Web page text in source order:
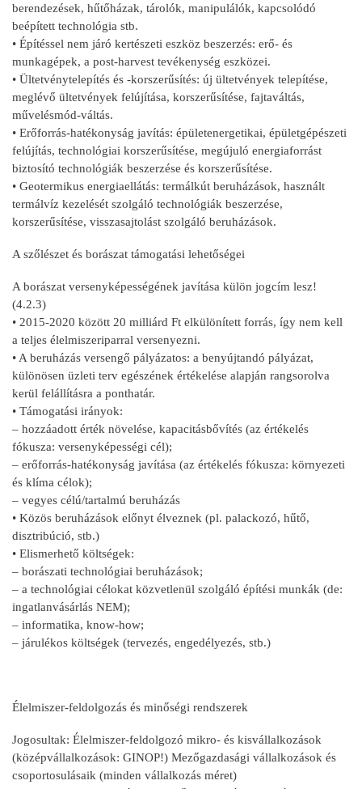
berendezések, hűtőházak, tárolók, manipulálók, kapcsolódó
beépített technológia stb.
• Építéssel nem járó kertészeti eszköz beszerzés: erő- és
munkagépek, a post-harvest tevékenység eszközei.
• Ültetvénytelepítés és -korszerűsítés: új ültetvények telepítése,
meglévő ültetvények felújítása, korszerűsítése, fajtaváltás,
művelésmód-váltás.
• Erőforrás-hatékonyság javítás: épületenergetikai, épületgépészeti
felújítás, technológiai korszerűsítése, megújuló energiaforrást
biztosító technológiák beszerzése és korszerűsítése.
• Geotermikus energiaellátás: termálkút beruházások, használt
termálvíz kezelését szolgáló technológiák beszerzése,
korszerűsítése, visszasajtolást szolgáló beruházások.
A szőlészet és borászat támogatási lehetőségei
A borászat versenyképességének javítása külön jogcím lesz!
(4.2.3)
• 2015-2020 között 20 milliárd Ft elkülönített forrás, így nem kell
a teljes élelmiszeriparral versenyezni.
• A beruházás versengő pályázatos: a benyújtandó pályázat,
különösen üzleti terv egészének értékelése alapján rangsorolva
kerül felállításra a ponthatár.
• Támogatási irányok:
– hozzáadott érték növelése, kapacitásbővítés (az értékelés
fókusza: versenyképességi cél);
– erőforrás-hatékonyság javítása (az értékelés fókusza: környezeti
és klíma célok);
– vegyes célú/tartalmú beruházás
• Közös beruházások előnyt élveznek (pl. palackozó, hűtő,
disztribúció, stb.)
• Elismerhető költségek:
– borászati technológiai beruházások;
– a technológiai célokat közvetlenül szolgáló építési munkák (de:
ingatlanvásárlás NEM);
– informatika, know-how;
– járulékos költségek (tervezés, engedélyezés, stb.)
Élelmiszer-feldolgozás és minőségi rendszerek
Jogosultak: Élelmiszer-feldolgozó mikro- és kisvállalkozások
(középvállalkozások: GINOP!) Mezőgazdasági vállalkozások és
csoportosulásaik (minden vállalkozás méret)